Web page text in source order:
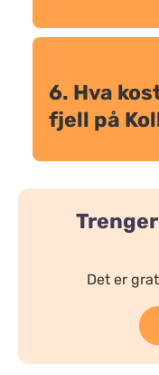
6. Hva
fjell på
Det er